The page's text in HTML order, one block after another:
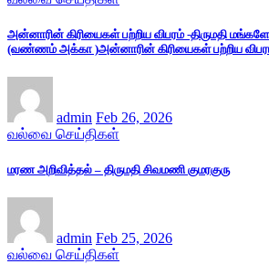
அன்னாரின் கிரியைகள் பற்றிய விபரம் -திருமதி
(வண்ணம் அக்கா )அன்னாரின் கிரியைகள் பற்றிய
admin Feb 26, 2026
வல்வை செய்திகள்
மரண அறிவித்தல் – திருமதி சிவமணி குமரகுரு
admin Feb 25, 2026
வல்வை செய்திகள்